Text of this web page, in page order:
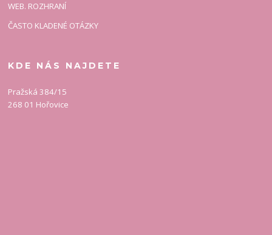
WEB. ROZHRANÍ
ČASTO KLADENÉ OTÁZKY
KDE NÁS NAJDETE
Pražská 384/15
268 01 Hořovice